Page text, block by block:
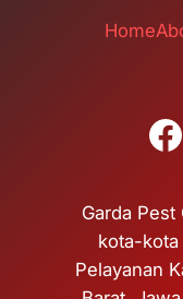
Home
Facebook
Garda
kota-kota
Pelayanan